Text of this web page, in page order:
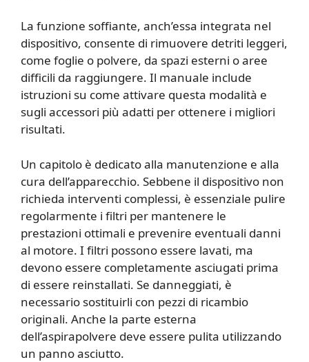
La funzione soffiante, anch’essa integrata nel
dispositivo, consente di rimuovere detriti leggeri,
come foglie o polvere, da spazi esterni o aree
difficili da raggiungere. Il manuale include
istruzioni su come attivare questa modalità e
sugli accessori più adatti per ottenere i migliori
risultati.
Un capitolo è dedicato alla manutenzione e alla
cura dell’apparecchio. Sebbene il dispositivo non
richieda interventi complessi, è essenziale pulire
regolarmente i filtri per mantenere le
prestazioni ottimali e prevenire eventuali danni
al motore. I filtri possono essere lavati, ma
devono essere completamente asciugati prima
di essere reinstallati. Se danneggiati, è
necessario sostituirli con pezzi di ricambio
originali. Anche la parte esterna
dell’aspirapolvere deve essere pulita utilizzando
un panno asciutto.